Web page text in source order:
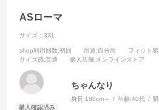
ASローマ
サイズ：3XL
shop利用回数:初回 用途:自分用 フィット感
サイズ感:普通 購入店舗:オンラインストア
ちゃんなり
身長:180cm～ 年齢:40代